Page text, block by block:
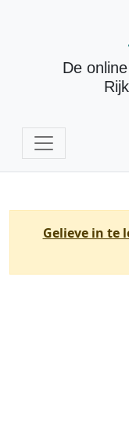
De
Gelieve in te